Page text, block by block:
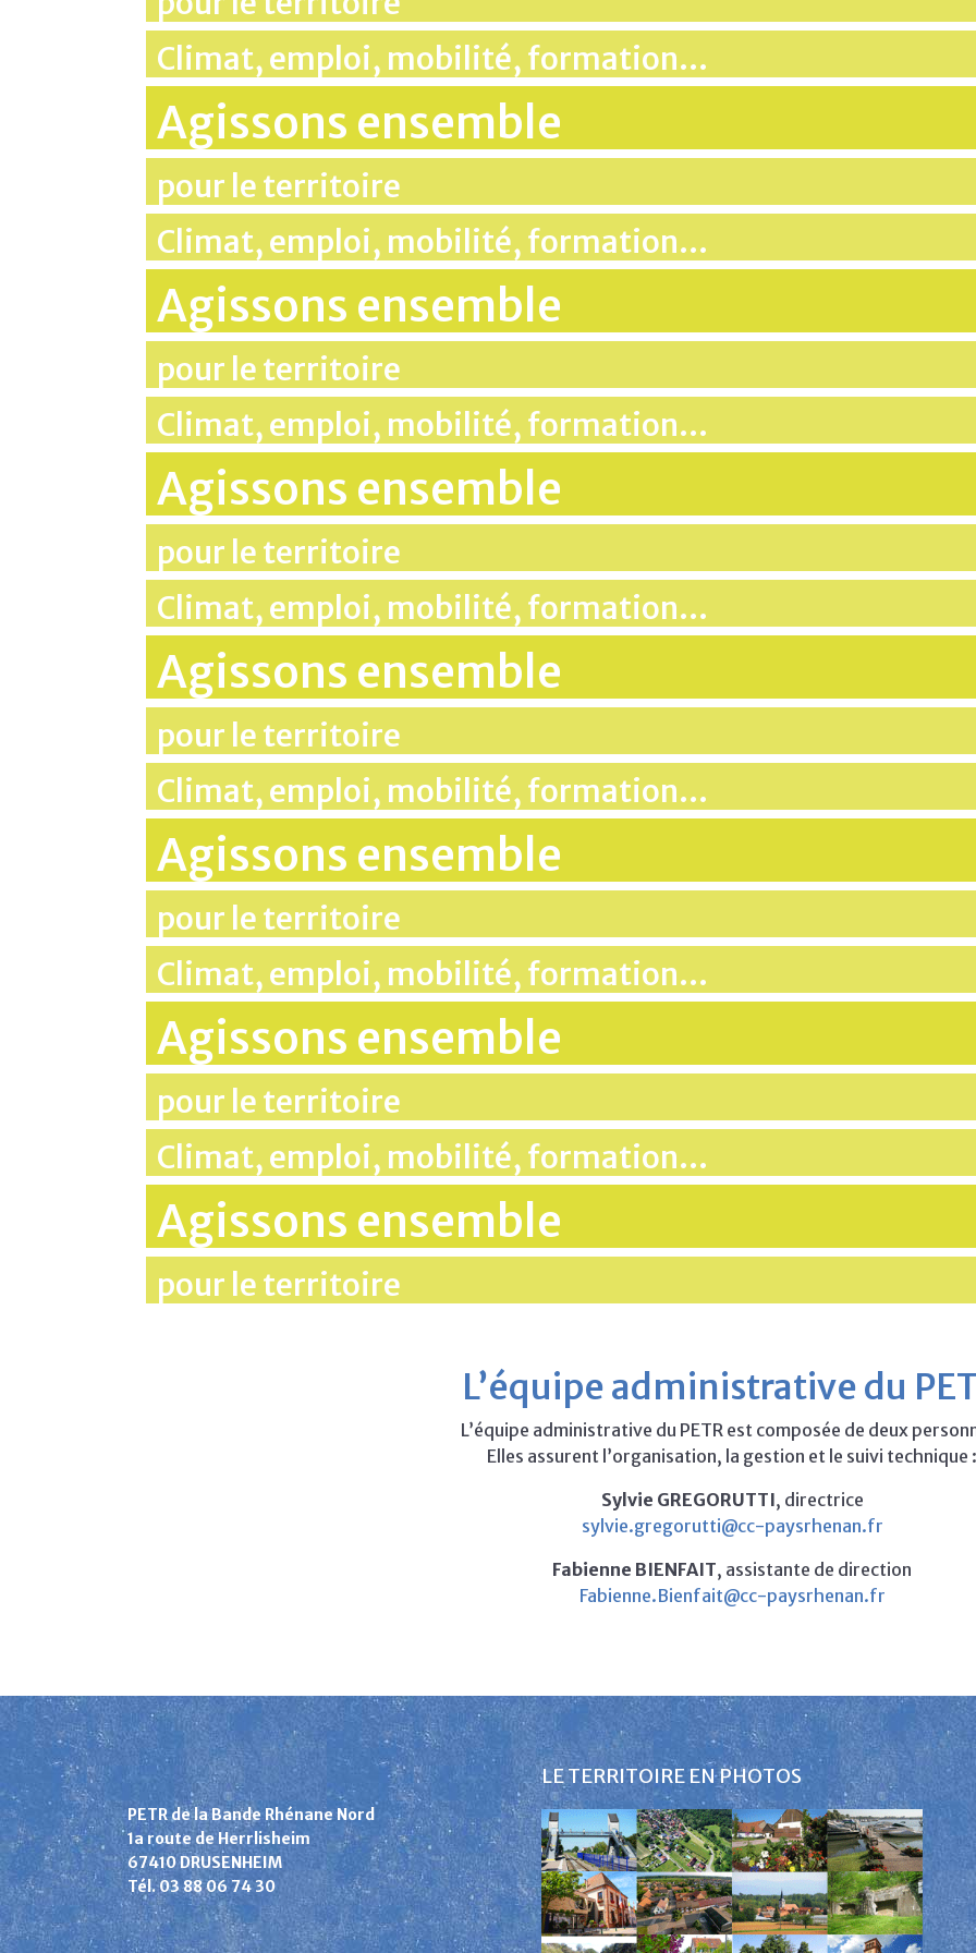
Climat, emploi, mobilité, formation…
Agissons ensemble
pour le territoire
Climat, emploi, mobilité, formation…
Agissons ensemble
pour le territoire
Climat, emploi, mobilité, formation…
Agissons ensemble
pour le territoire
Climat, emploi, mobilité, formation…
Agissons ensemble
pour le territoire
Climat, emploi, mobilité, formation…
Agissons ensemble
pour le territoire
Climat, emploi, mobilité, formation…
Agissons ensemble
pour le territoire
Climat, emploi, mobilité, formation…
Agissons ensemble
pour le territoire
L’équipe administrative du
L’équipe administrative du PETR est composée de deux
Elles assurent l’organisation, la gestion et le suivi technique :
Sylvie GREGORUTTI, directrice
sylvie.gregorutti@cc-paysrhenan.fr
Fabienne BIENFAIT, assistante de direction
Fabienne.Bienfait@cc-paysrhenan.fr
PETR de la Bande Rhénane Nord
1a route de Herrlisheim
67410 DRUSENHEIM
Tél. 03 88 06 74 30
LE TERRITOIRE EN PHOTOS